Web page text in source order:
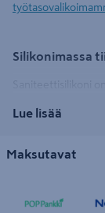
Silikonimassa
Lue lisää
Maksutavat